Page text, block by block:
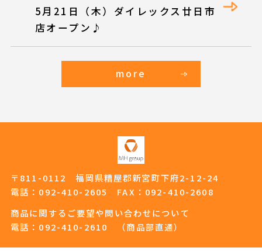
5月21日（木）ダイレックス廿日市
店オープン♪
more
〒811-0112 福岡県糟屋郡新宮町下府2-12-24
電話： 092-410-2605
FAX：092-410-2608
商品に関するご要望や問い合わせについて
電話： 092-410-2610 （商品部直通）